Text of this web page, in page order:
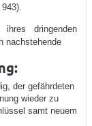
dringenden
nachstehende
der gefährdeten
wieder zu
samt neuem